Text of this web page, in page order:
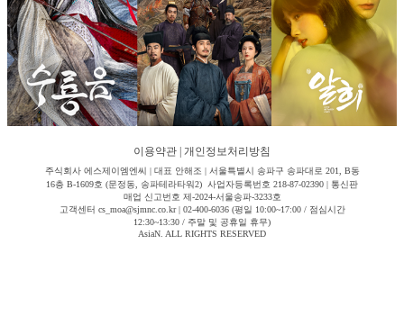
이용약관 개인정보처리방침
주식회사 에스제이엠엔씨 | 대표 안해조 | 서울특별시 송파구 송파대로 201, B동
16층 B-1609호 (문정동, 송파테라타워2) 사업자등록번호 218-87-02390 | 통신판
매업 신고번호 제-2024-서울송파-3233호
고객센터 cs_moa@sjmnc.co.kr | 02-400-6036 (평일 10:00~17:00 / 점심시간
12:30~13:30 / 주말 및 공휴일 휴무)
AsiaN. ALL RIGHTS RESERVED